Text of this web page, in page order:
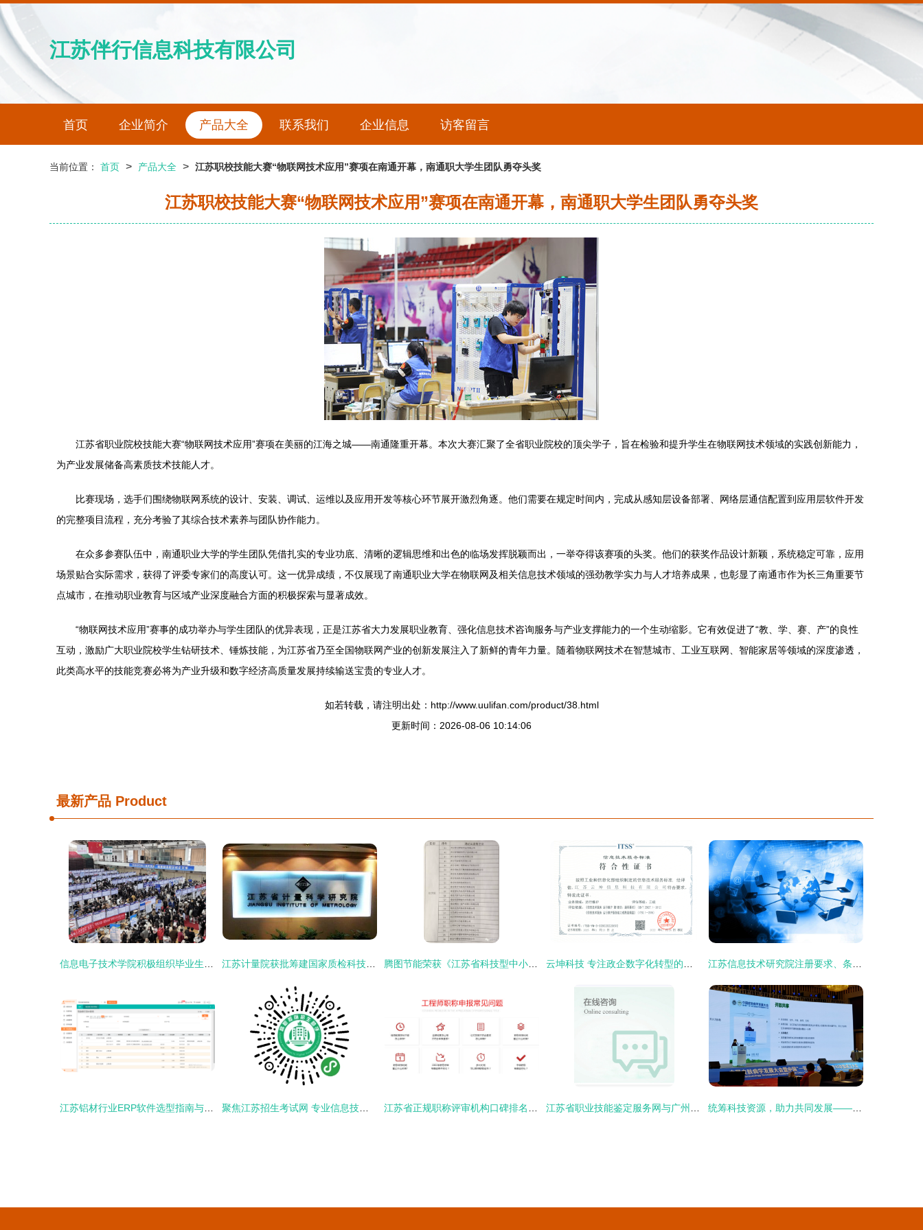
江苏伴行信息科技有限公司
首页 企业简介 产品大全 联系我们 企业信息 访客留言
当前位置： 首页 > 产品大全 > 江苏职校技能大赛“物联网技术应用”赛项在南通开幕，南通职大学生团队勇夺头奖
江苏职校技能大赛“物联网技术应用”赛项在南通开幕，南通职大学生团队勇夺头奖
江苏省职业院校技能大赛“物联网技术应用”赛项在美丽的江海之城——南通隆重开幕。本次大赛汇聚了全省职业院校的顶尖学子，旨在检验和提升学生在物联网技术领域的实践创新能力，
为产业发展储备高素质技术技能人才。
比赛现场，选手们围绕物联网系统的设计、安装、调试、运维以及应用开发等核心环节展开激烈角逐。他们需要在规定时间内，完成从感知层设备部署、网络层通信配置到应用层软件开发
的完整项目流程，充分考验了其综合技术素养与团队协作能力。
在众多参赛队伍中，南通职业大学的学生团队凭借扎实的专业功底、清晰的逻辑思维和出色的临场发挥脱颖而出，一举夺得该赛项的头奖。他们的获奖作品设计新颖，系统稳定可靠，应用
场景贴合实际需求，获得了评委专家们的高度认可。这一优异成绩，不仅展现了南通职业大学在物联网及相关信息技术领域的强劲教学实力与人才培养成果，也彰显了南通市作为长三角重要节
点城市，在推动职业教育与区域产业深度融合方面的积极探索与显著成效。
“物联网技术应用”赛事的成功举办与学生团队的优异表现，正是江苏省大力发展职业教育、强化信息技术咨询服务与产业支撑能力的一个生动缩影。它有效促进了“教、学、赛、产”的良性
互动，激励广大职业院校学生钻研技术、锤炼技能，为江苏省乃至全国物联网产业的创新发展注入了新鲜的青年力量。随着物联网技术在智慧城市、工业互联网、智能家居等领域的深度渗透，
此类高水平的技能竞赛必将为产业升级和数字经济高质量发展持续输送宝贵的专业人才。
如若转载，请注明出处：http://www.uulifan.com/product/38.html
更新时间：2026-08-06 10:14:06
最新产品 Product